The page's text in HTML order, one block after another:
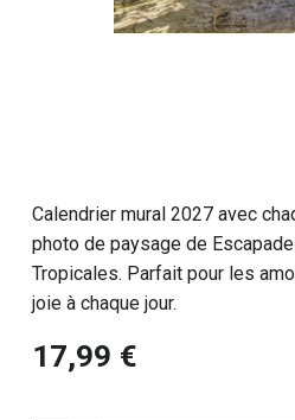
Calendrier mural 2027 avec
photo de paysage de
Tropicales. Parfait pour les
joie à chaque jour.
17,99 €